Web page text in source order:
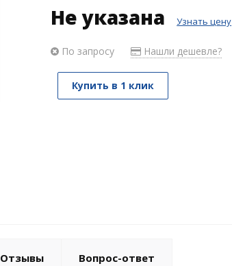
Не указана Узнать цену
По запросу Нашли дешевле?
Купить в 1 клик
Отзывы Вопрос-ответ